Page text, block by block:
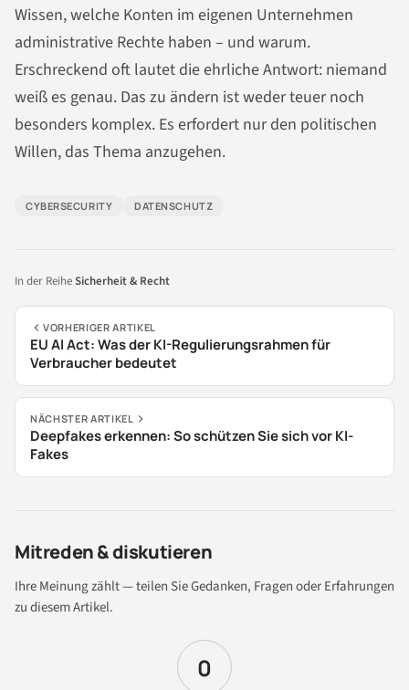
Wissen, welche Konten im eigenen Unternehmen
administrative Rechte haben – und warum.
Erschreckend oft lautet die ehrliche Antwort: niemand
weiß es genau. Das zu ändern ist weder teuer noch
besonders komplex. Es erfordert nur den politischen
Willen, das Thema anzugehen.
CYBERSECURITY DATENSCHUTZ
In der ReiheSicherheit & Recht
VORHERIGER ARTIKEL
EU AI Act: Was der KI-Regulierungsrahmen für
Verbraucher bedeutet
NÄCHSTER ARTIKEL
Deepfakes erkennen: So schützen Sie sich vor KI-
Fakes
Mitreden & diskutieren
Ihre Meinung zählt — teilen Sie Gedanken, Fragen oder Erfahrungen
zu diesem Artikel.
0